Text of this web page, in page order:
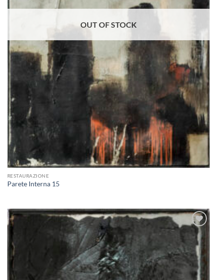
OUT OF STOCK
RESTAURAZIONE
Parete Interna 15
Aggiungi
alla lista
dei
desideri